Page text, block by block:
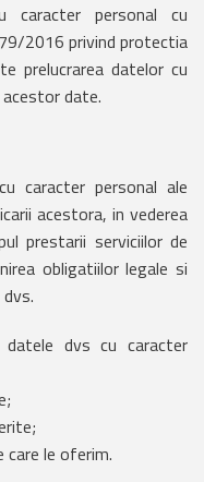
caracter personal cu
2016 privind protectia
prelucrarea datelor cu
date.
caracter personal ale
acestora, in vederea
prestarii serviciilor de
obligatiilor legale si
datele dvs cu caracter
care le oferim.